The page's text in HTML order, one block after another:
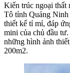
Kiến trúc ngoại thất
Tô tỉnh Quảng
thiết kế tỉ mỉ, đáp
mini của chủ đầu
những hình ảnh
200m2.